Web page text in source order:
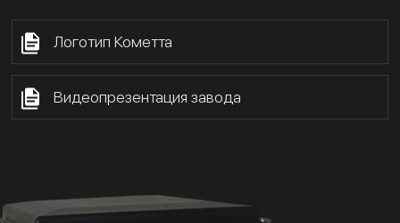
Логотип Кометта
Видеопрезентация завода